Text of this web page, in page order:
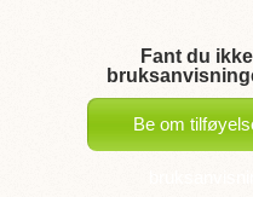
Fant du ikke
Be om